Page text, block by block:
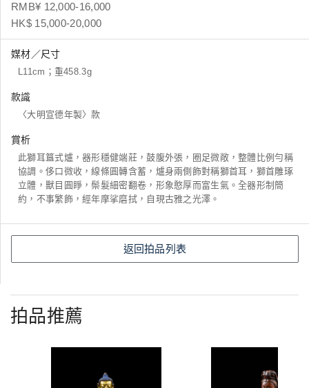
RMB¥ 12,000-16,000
HK$ 15,000-20,000
媒材／尺寸
L11cm；重458.3g
款識
〈大明宣德年製〉款
賞析
此獅耳簋式爐，器形穩健端莊，鼓腹外張，圈足微敞，整體比例勻稱
協調。侈口微收，線條圓轉含蓄，爐身兩側飾對稱獅首耳，獅首雕琢
立體，獸目圓睜，鬃髮細密翻卷，形象憨厚而富生氣。全器形制簡
約，不事繁飾，經年摩挲磨拭，自現古雅之光澤。
返回拍品列表
拍品推薦